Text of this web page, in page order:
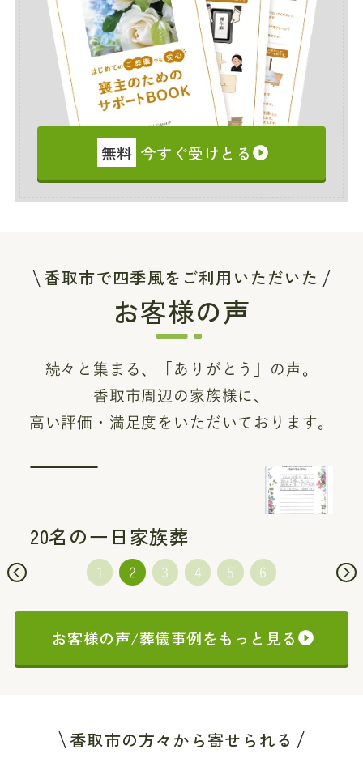
無料 今すぐ受けとる
香取市で四季風をご利用いただいた
お客様の声
続々と集まる、「ありがとう」の声。
香取市周辺の家族様に、
高い評価・満足度をいただいております。
20名の一日家族葬
お客様の声/葬儀事例をもっと見る
香取市の方々から寄せられる